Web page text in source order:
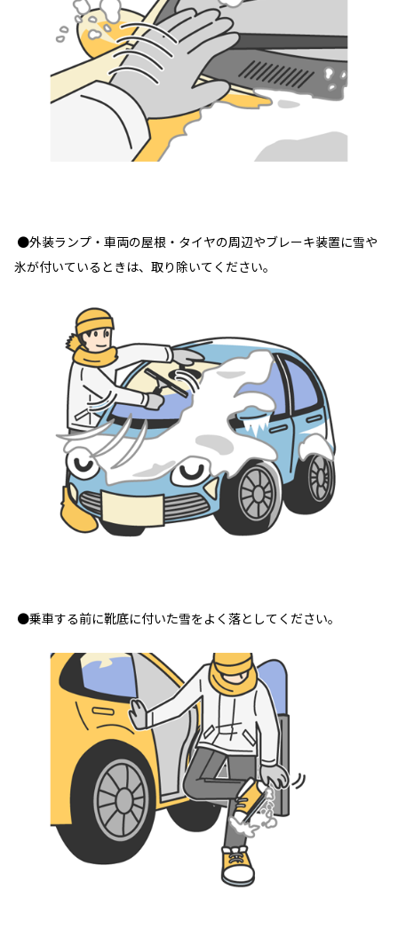
●外装ランプ・車両の屋根・タイヤの周辺やブレーキ装置に雪や
氷が付いているときは、取り除いてください。
●乗車する前に靴底に付いた雪をよく落としてください。